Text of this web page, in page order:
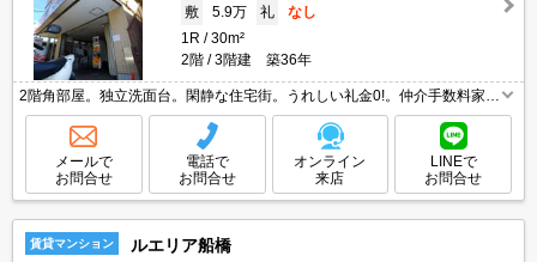
敷
5.9万 礼
なし
1R
30m²
2階
3階建 築36年
2階角部屋。独立洗面台。閑静な住宅街。うれしい礼金0!。仲介手数料家賃
の0.55ヵ月分。温水洗浄便座付き。インターネット無料。保証委託料（賃
料総額に対し、初回額50％、月額2％）。
メールで
お問合せ
電話で
お問合せ
オンライン
来店
LINEで
お問合せ
賃貸マンション ルエリア船橋